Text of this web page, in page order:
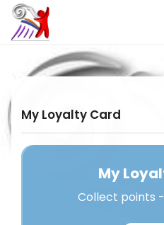
My Loyalty Card
My
Collect points